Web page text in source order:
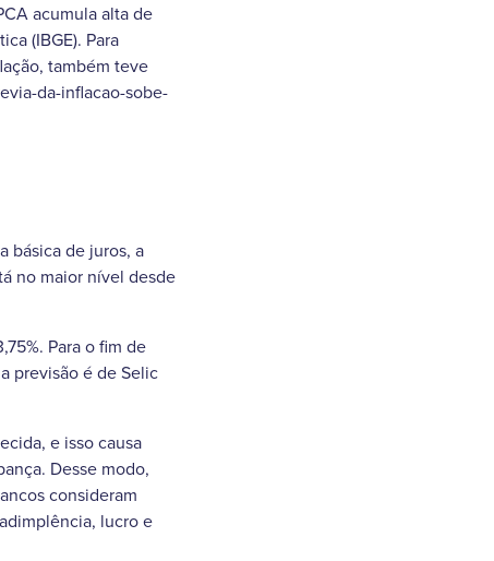
acumula alta de
(IBGE). Para
também teve
da-inflacao-sobe-
básica de juros, a
no maior nível desde
Para o fim de
previsão é de Selic
e isso causa
Desse modo,
consideram
lucro e